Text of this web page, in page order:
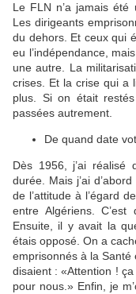
Le FLN n’a jamais été
Les dirigeants
du dehors. Et ceux qui
eu l’indépendance,
une autre. La
crises. Et la crise qui a
plus. Si on était
passées autrement.
De quand date
Dès 1956, j’ai réalisé
durée. Mais j’ai
de l’attitude à l’égard
entre Algériens.
Ensuite, il y avait la
étais opposé. On a
emprisonnés à la
disaient : «Attention !
pour nous.» Enfin, je